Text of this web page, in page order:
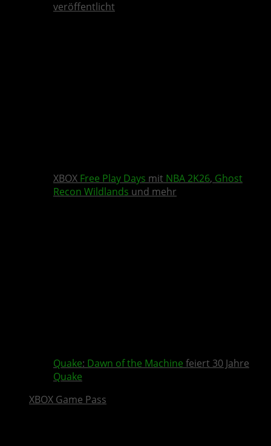
veröffentlicht
XBOX Free Play Days mit NBA 2K26, Ghost
Recon Wildlands und mehr
Quake: Dawn of the Machine feiert 30 Jahre
Quake
XBOX Game Pass